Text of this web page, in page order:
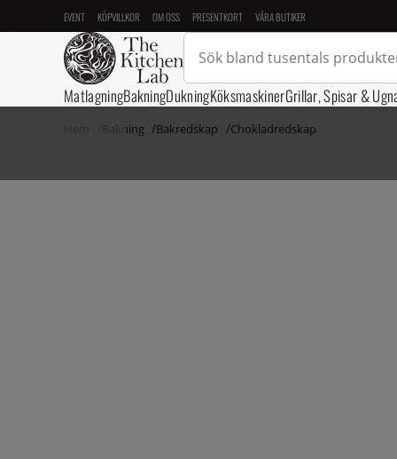
EVENT KÖPVILLKOR OM OSS PRESENTKORT VÅRA BUTIKER
MatlagningBakningDukningKöksmaskinerGrillar, Spisar &
Bakning Bakredskap Chokladredskap